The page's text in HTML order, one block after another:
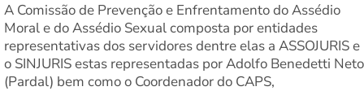
A Comissão de Prevenção e Enfrentamento do Assédio
Moral e do Assédio Sexual composta por entidades
representativas dos servidores dentre elas a ASSOJURIS e
o SINJURIS estas representadas por Adolfo Benedetti Neto
(Pardal) bem como o Coordenador do CAPS,